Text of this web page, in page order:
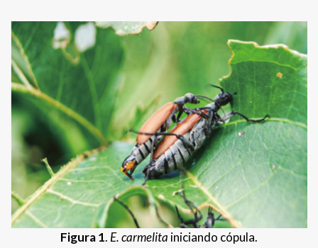
Figura 1. E. carmelita iniciando cópula.